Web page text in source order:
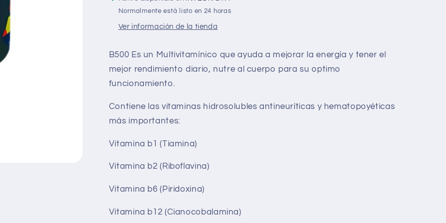
Caps
Caps
Normalmente está listo en 24 horas
Ver información de la tienda
B500 Es un Multivitamínico que ayuda a mejorar la energía y tener el
mejor rendimiento diario, nutre al cuerpo para su optimo
funcionamiento.
Contiene las vitaminas hidrosolubles antineuríticas y hematopoyéticas
más importantes:
Vitamina b1 (Tiamina)
Vitamina b2 (Riboflavina)
Vitamina b6 (Piridoxina)
Vitamina b12 (Cianocobalamina)